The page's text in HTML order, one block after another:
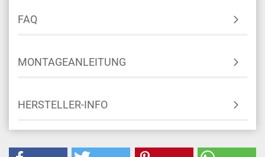
FAQ
MONTAGEANLEITUNG
HERSTELLER-INFO